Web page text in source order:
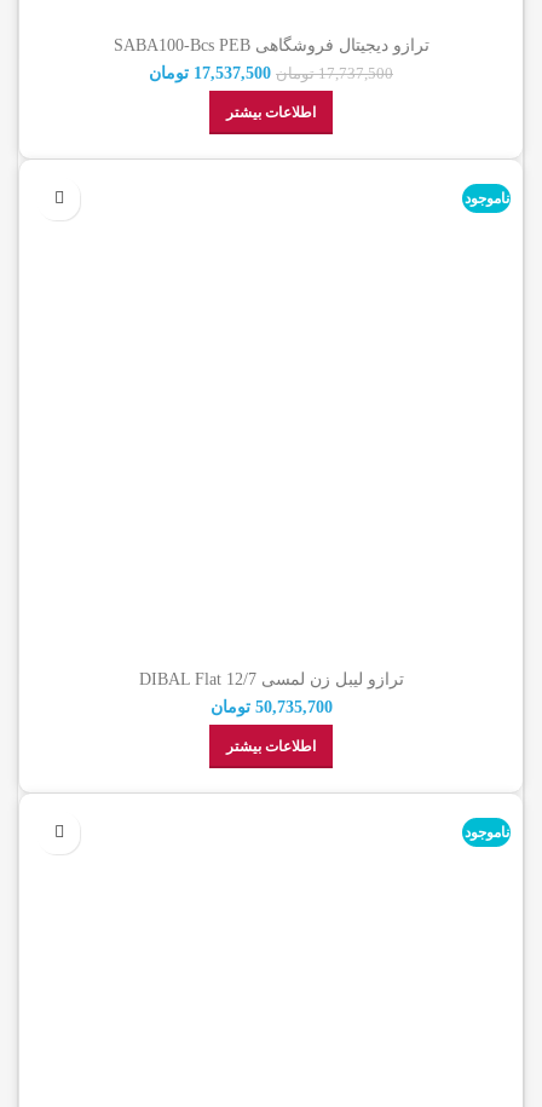
ترازو دیجیتال فروشگاهی SABA100-Bcs PEB
17,737,500 تومان 17,537,500 تومان
اطلاعات بیشتر
ناموجود
ترازو لیبل زن لمسی DIBAL Flat 12/7
50,735,700 تومان
اطلاعات بیشتر
ناموجود